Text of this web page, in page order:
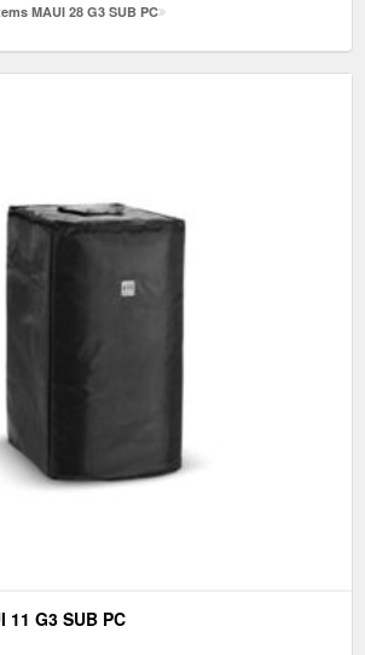
MAUI 28 G3 SUB PC
11 G3 SUB PC